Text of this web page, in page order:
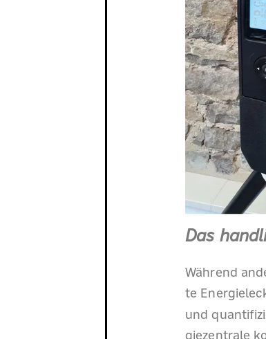
Während
te
und
giezentrale
Das